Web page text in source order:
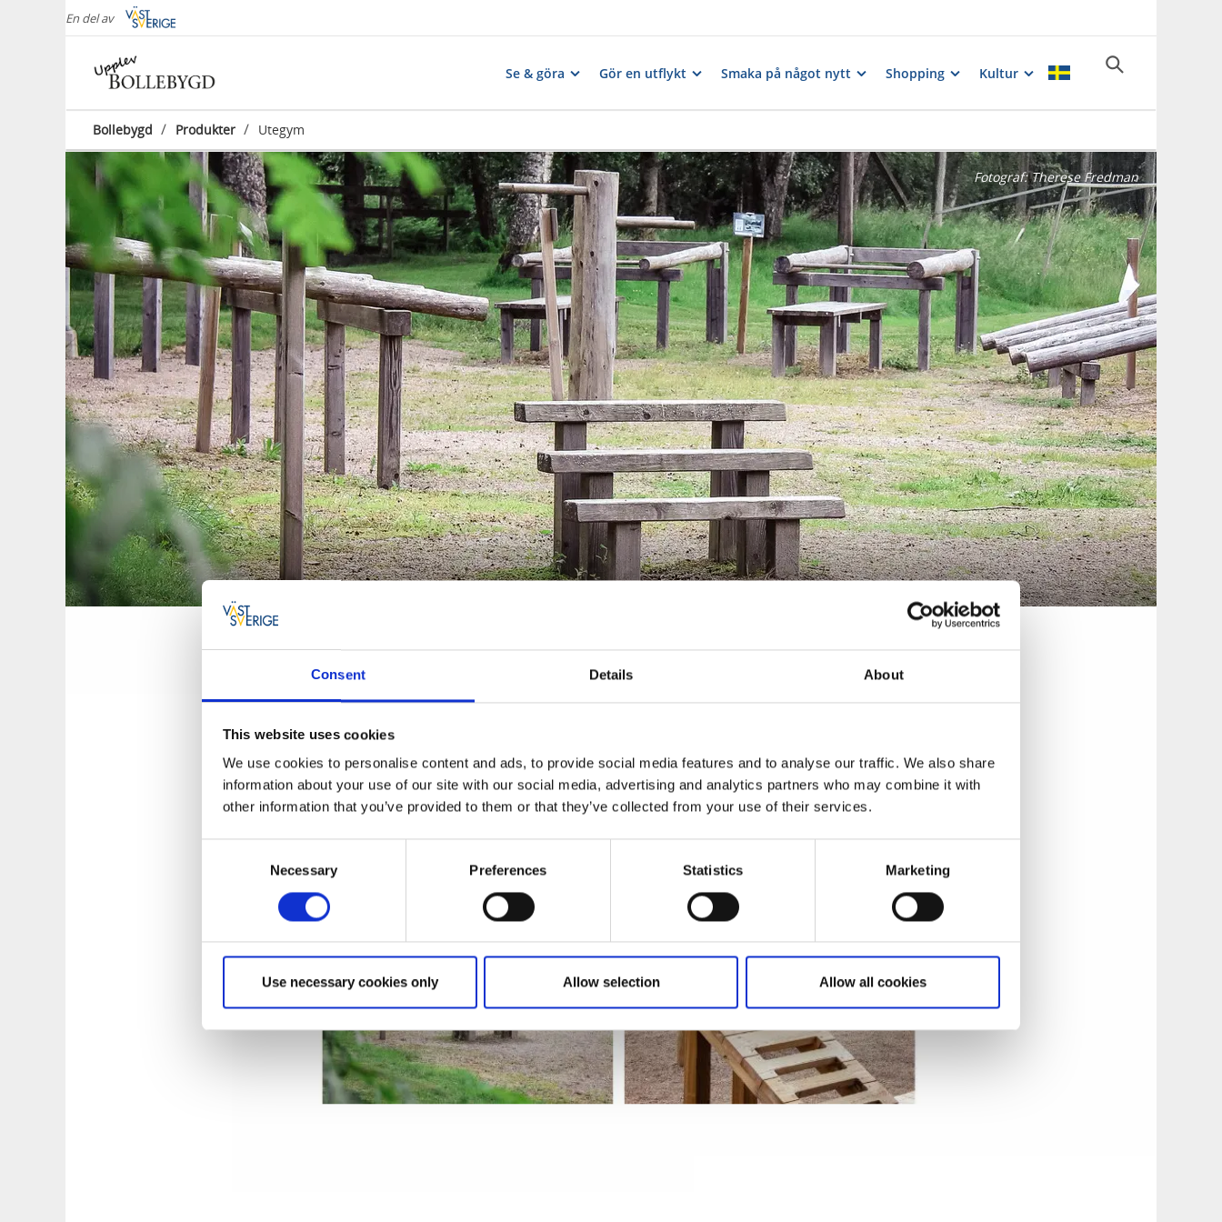
Consent Details About
This website uses cookies
We use cookies to personalise content and ads, to provide social media features and to analyse our traffic. We also share
information about your use of our site with our social media, advertising and analytics partners who may combine it with
other information that you’ve provided to them or that they’ve collected from your use of their services.
Necessary Preferences Statistics Marketing
Use necessary cookies only Allow selection Allow all cookies
En del av
Se & göra Gör en utflykt Smaka på något nytt Shopping Kultur
Bollebygd / Produkter / Utegym
Fotograf:Therese Fredman
Utegym i Bollebygd
All träning blir roligare utomhus!
I Bollebygd finns två fina utomhusgym.
Ett hittar du vid Holmängen i Töllsjö, i anslutning till Töllsjö IFs sportstuga.
Perfekt för både spontan träning eller för att ge kroppen en riktig genomkörare!